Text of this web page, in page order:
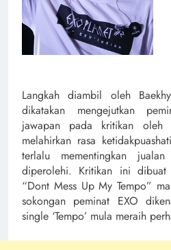
Langkah diambil oleh
dikatakan mengejutkan
jawapan pada kritikan oleh
melahirkan rasa
terlalu mementingkan
diperolehi. Kritikan ini
“Dont Mess Up My Tempo”
sokongan peminat EXO
single ‘Tempo’ mula meraih